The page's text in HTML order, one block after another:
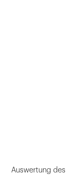
Auswertung